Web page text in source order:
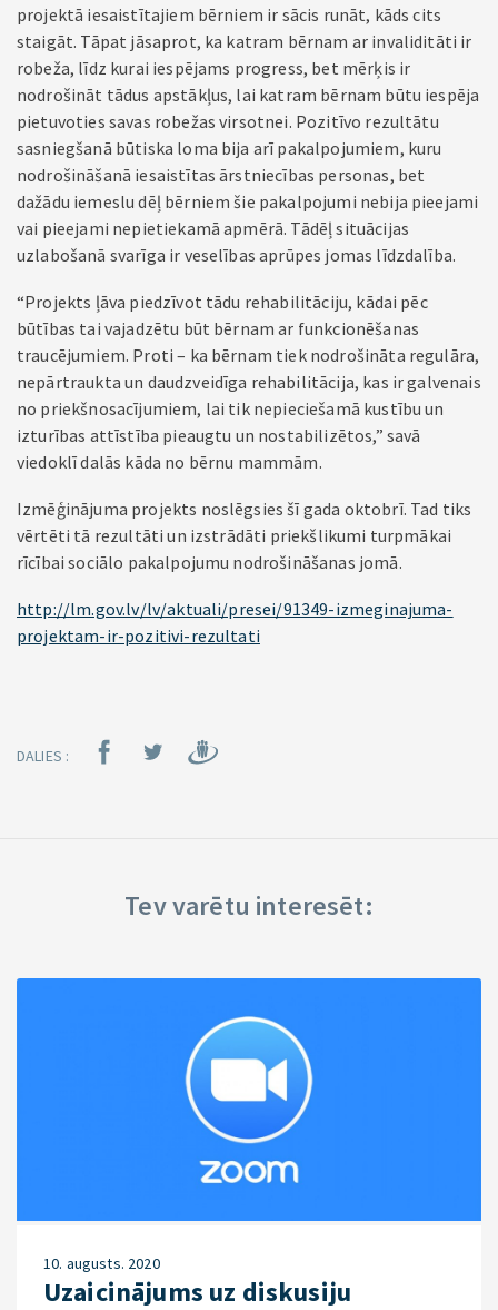
projektā iesaistītajiem bērniem ir sācis runāt, kāds cits
staigāt. Tāpat jāsaprot, ka katram bērnam ar invaliditāti ir
robeža, līdz kurai iespējams progress, bet mērķis ir
nodrošināt tādus apstākļus, lai katram bērnam būtu iespēja
pietuvoties savas robežas virsotnei. Pozitīvo rezultātu
sasniegšanā būtiska loma bija arī pakalpojumiem, kuru
nodrošināšanā iesaistītas ārstniecības personas, bet
dažādu iemeslu dēļ bērniem šie pakalpojumi nebija pieejami
vai pieejami nepietiekamā apmērā. Tādēļ situācijas
uzlabošanā svarīga ir veselības aprūpes jomas līdzdalība.
“Projekts ļāva piedzīvot tādu rehabilitāciju, kādai pēc
būtības tai vajadzētu būt bērnam ar funkcionēšanas
traucējumiem. Proti – ka bērnam tiek nodrošināta regulāra,
nepārtraukta un daudzveidīga rehabilitācija, kas ir galvenais
no priekšnosacījumiem, lai tik nepieciešamā kustību un
izturības attīstība pieaugtu un nostabilizētos,” savā
viedoklī dalās kāda no bērnu mammām.
Izmēģinājuma projekts noslēgsies šī gada oktobrī. Tad tiks
vērtēti tā rezultāti un izstrādāti priekšlikumi turpmākai
rīcībai sociālo pakalpojumu nodrošināšanas jomā.
http://lm.gov.lv/lv/aktuali/presei/91349-izmeginajuma-
projektam-ir-pozitivi-rezultati
DALIES :
Tev varētu interesēt:
10. augusts. 2020
Uzaicinājums uz diskusiju